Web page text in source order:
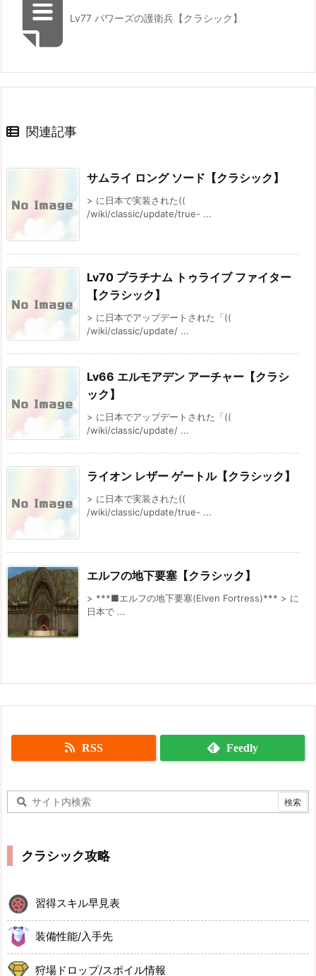
Lv77 パワーズの護衛兵【クラシック】
関連記事
サムライ ロング ソード【クラシック】
> に日本で実装された((
/wiki/classic/update/true- ...
Lv70 プラチナム トゥライブ ファイター
【クラシック】
> に日本でアップデートされた「((
/wiki/classic/update/ ...
Lv66 エルモアデン アーチャー【クラシ
ック】
> に日本でアップデートされた「((
/wiki/classic/update/ ...
ライオン レザー ゲートル【クラシック】
> に日本で実装された((
/wiki/classic/update/true- ...
エルフの地下要塞【クラシック】
> ***■エルフの地下要塞(Elven Fortress)*** > に
日本で ...
RSS Feedly
クラシック攻略
習得スキル早見表
装備性能/入手先
狩場ドロップ/スポイル情報